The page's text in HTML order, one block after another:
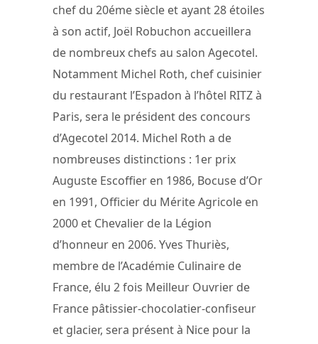
chef du 20éme siècle et ayant 28 étoiles
à son actif, Joël Robuchon accueillera
de nombreux chefs au salon Agecotel.
Notamment Michel Roth, chef cuisinier
du restaurant l’Espadon à l’hôtel RITZ à
Paris, sera le président des concours
d’Agecotel 2014. Michel Roth a de
nombreuses distinctions : 1er prix
Auguste Escoffier en 1986, Bocuse d’Or
en 1991, Officier du Mérite Agricole en
2000 et Chevalier de la Légion
d’honneur en 2006. Yves Thuriès,
membre de l’Académie Culinaire de
France, élu 2 fois Meilleur Ouvrier de
France pâtissier-chocolatier-confiseur
et glacier, sera présent à Nice pour la